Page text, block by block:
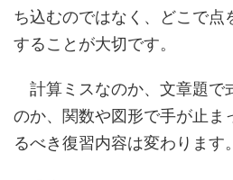
ち込むのではなく、どこで点
することが大切です。
計算ミスなのか、文章題で
のか、関数や図形で手が止ま
るべき復習内容は変わります。